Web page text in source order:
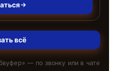
всё
» — по звонку или в чате